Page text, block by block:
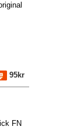
95kr
FN